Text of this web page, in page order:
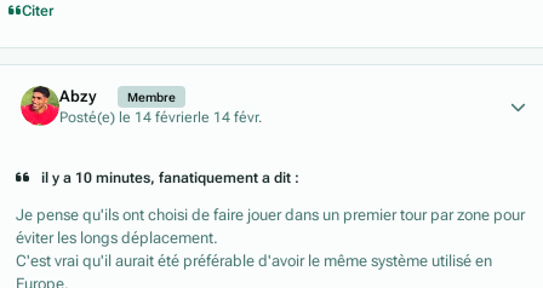
Citer
Abzy Membre
Posté(e) le 14 février le 14 févr.
il y a 10 minutes, fanatiquement a dit :
Je pense qu'ils ont choisi de faire jouer dans un premier tour par zone pour
éviter les longs déplacement.
C'est vrai qu'il aurait été préférable d'avoir le même système utilisé en
Europe.